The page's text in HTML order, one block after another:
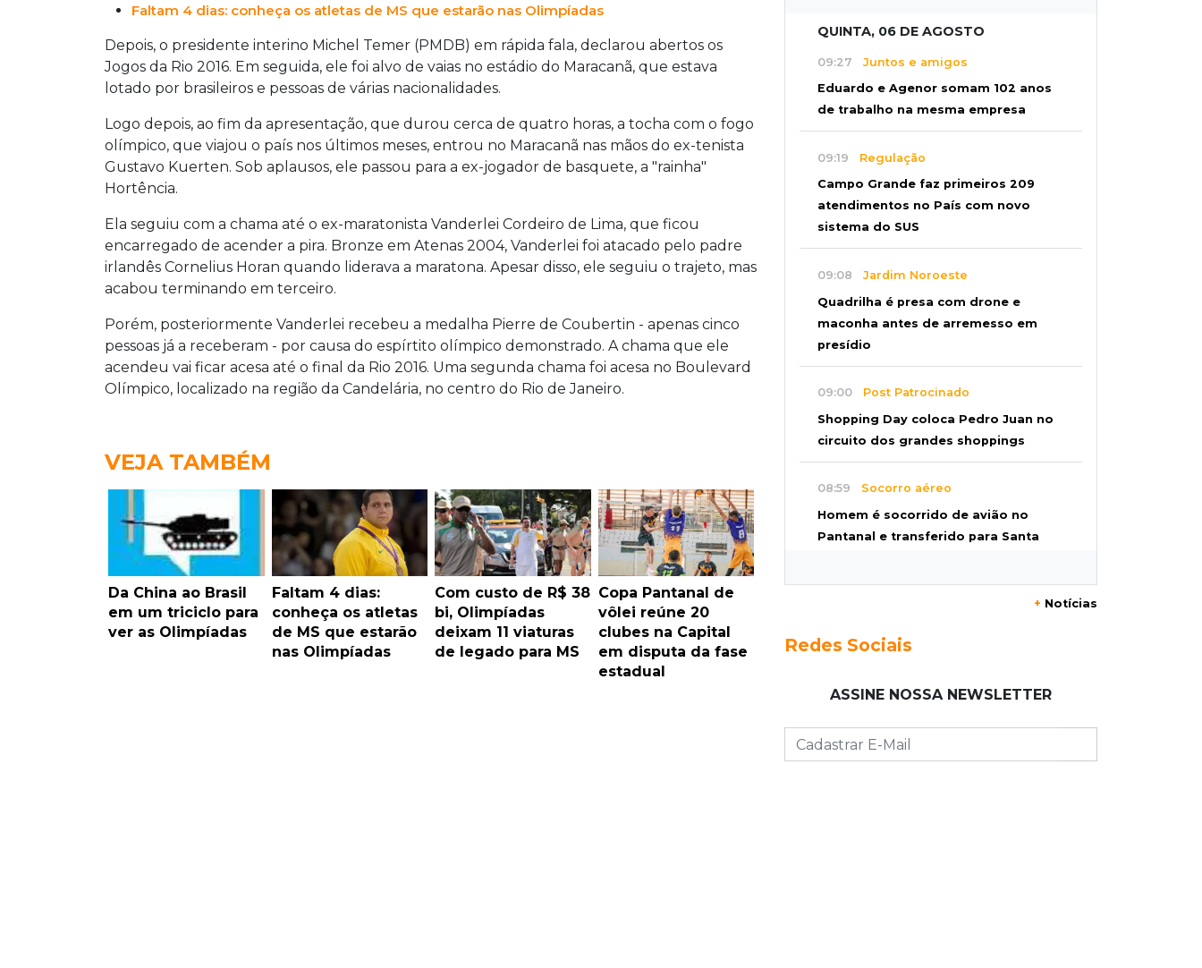
Faltam 4 dias: conheça os atletas de MS que estarão nas Olimpíadas
Depois, o presidente interino Michel Temer (PMDB) em rápida fala, declarou abertos os
Jogos da Rio 2016. Em seguida, ele foi alvo de vaias no estádio do Maracanã, que estava
lotado por brasileiros e pessoas de várias nacionalidades.
Logo depois, ao fim da apresentação, que durou cerca de quatro horas, a tocha com o fogo
olímpico, que viajou o país nos últimos meses, entrou no Maracanã nas mãos do ex-tenista
Gustavo Kuerten. Sob aplausos, ele passou para a ex-jogador de basquete, a "rainha"
Hortência.
Ela seguiu com a chama até o ex-maratonista Vanderlei Cordeiro de Lima, que ficou
encarregado de acender a pira. Bronze em Atenas 2004, Vanderlei foi atacado pelo padre
irlandês Cornelius Horan quando liderava a maratona. Apesar disso, ele seguiu o trajeto, mas
acabou terminando em terceiro.
Porém, posteriormente Vanderlei recebeu a medalha Pierre de Coubertin - apenas cinco
pessoas já a receberam - por causa do espírtito olímpico demonstrado. A chama que ele
acendeu vai ficar acesa até o final da Rio 2016. Uma segunda chama foi acesa no Boulevard
Olímpico, localizado na região da Candelária, no centro do Rio de Janeiro.
VEJA TAMBÉM
Da China ao Brasil
em um triciclo para
ver as Olimpíadas
Faltam 4 dias:
conheça os atletas
de MS que estarão
nas Olimpíadas
Com custo de R$ 38
bi, Olimpíadas
deixam 11 viaturas
de legado para MS
Copa Pantanal de
vôlei reúne 20
clubes na Capital
em disputa da fase
estadual
QUINTA, 06 DE AGOSTO
09:27 Juntos e amigos
Eduardo e Agenor somam 102 anos
de trabalho na mesma empresa
09:19 Regulação
Campo Grande faz primeiros 209
atendimentos no País com novo
sistema do SUS
09:08 Jardim Noroeste
Quadrilha é presa com drone e
maconha antes de arremesso em
presídio
09:00 Post Patrocinado
Shopping Day coloca Pedro Juan no
circuito dos grandes shoppings
08:59 Socorro aéreo
Homem é socorrido de avião no
Pantanal e transferido para Santa
fase anterior não anula Operação
Após sete anos, qualidade do ensino
+ Notícias
Redes Sociais
ASSINE NOSSA NEWSLETTER